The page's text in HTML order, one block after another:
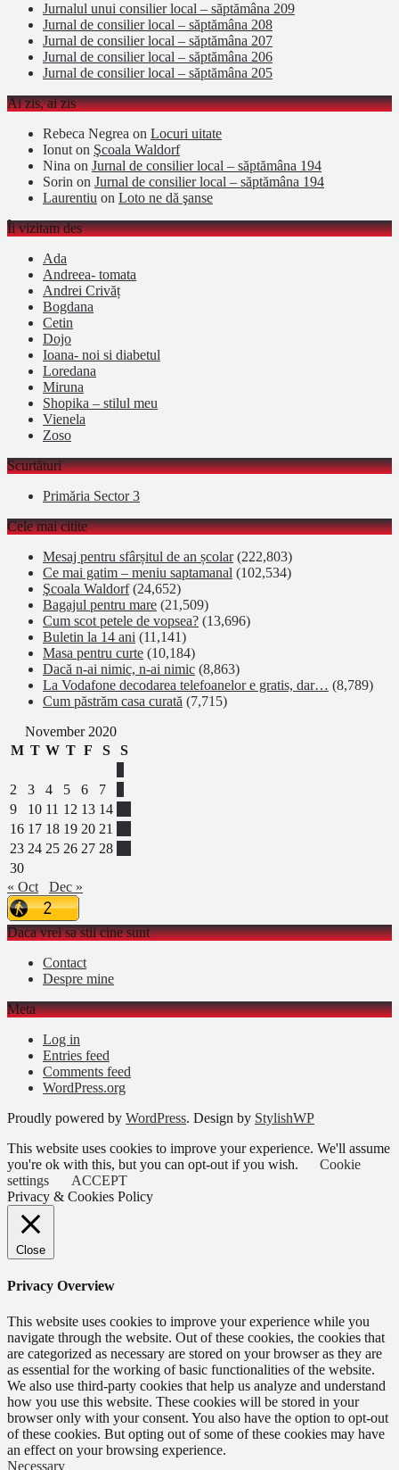
Jurnalul unui consilier local – săptămâna 209
Jurnal de consilier local – săptămâna 208
Jurnal de consilier local – săptămâna 207
Jurnal de consilier local – săptămâna 206
Jurnal de consilier local – săptămâna 205
Ai zis, ai zis
Rebeca Negrea on Locuri uitate
Ionut on Şcoala Waldorf
Nina on Jurnal de consilier local – săptămâna 194
Sorin on Jurnal de consilier local – săptămâna 194
Laurentiu on Loto ne dă şanse
Îi vizitam des
Ada
Andreea- tomata
Andrei Crivăț
Bogdana
Cetin
Dojo
Ioana- noi si diabetul
Loredana
Miruna
Shopika – stilul meu
Vienela
Zoso
Scurtături
Primăria Sector 3
Cele mai citite
Mesaj pentru sfârșitul de an școlar (222,803)
Ce mai gatim – meniu saptamanal (102,534)
Şcoala Waldorf (24,652)
Bagajul pentru mare (21,509)
Cum scot petele de vopsea? (13,696)
Buletin la 14 ani (11,141)
Masa pentru curte (10,184)
Dacă n-ai nimic, n-ai nimic (8,863)
La Vodafone decodarea telefoanelor e gratis, dar… (8,789)
Cum păstrăm casa curată (7,715)
November 2020
M T W T F S
S
2
3 4 5 6 7
9
10 11 12 13 14
16 17 18 19 20 21
23 24 25 26 27 28
30
« Oct
Dec »
Daca vrei sa stii cine sunt
Contact
Despre mine
Meta
Log in
Entries feed
Comments feed
WordPress.org
Proudly powered by WordPress. Design by StylishWP
This website uses cookies to improve your experience. We'll assume
you're ok with this, but you can opt-out if you wish.
Cookie
settings
ACCEPT
Privacy & Cookies Policy
Close
Privacy Overview
This website uses cookies to improve your experience while you
navigate through the website. Out of these cookies, the cookies that
are categorized as necessary are stored on your browser as they are
as essential for the working of basic functionalities of the website.
We also use third-party cookies that help us analyze and understand
how you use this website. These cookies will be stored in your
browser only with your consent. You also have the option to opt-out
of these cookies. But opting out of some of these cookies may have
an effect on your browsing experience.
Necessary